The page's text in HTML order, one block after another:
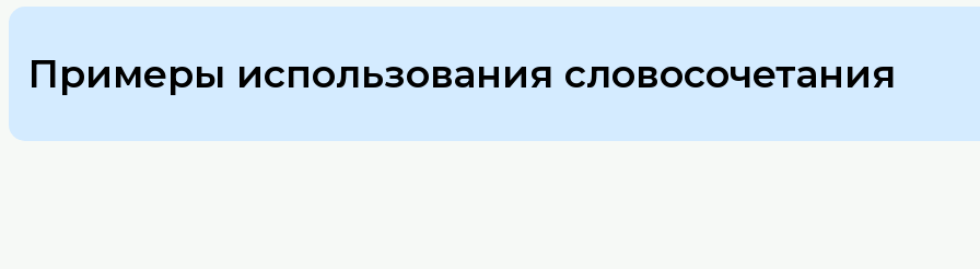
Примеры использования словосочетания